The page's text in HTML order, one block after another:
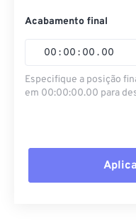
Acabamento final
00 : 00 : 00 . 00
Especifique a posição
em 00:00:00.00 para